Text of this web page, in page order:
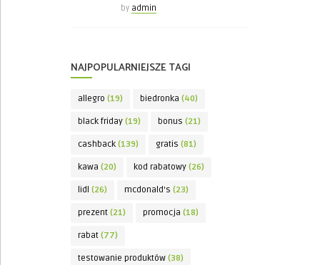
by admin
NAJPOPULARNIEJSZE TAGI
allegro (19) biedronka (40)
black friday (19) bonus (21)
cashback (139) gratis (81)
kawa (20) kod rabatowy (26)
lidl (26) mcdonald's (23)
prezent (21) promocja (18)
rabat (77)
testowanie produktów (38)